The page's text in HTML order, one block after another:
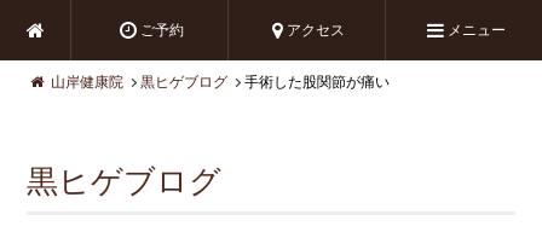
ご予約 アクセス メニュー
山岸健康院 黒ヒゲブログ 手術した股関節が痛い
黒ヒゲブログ